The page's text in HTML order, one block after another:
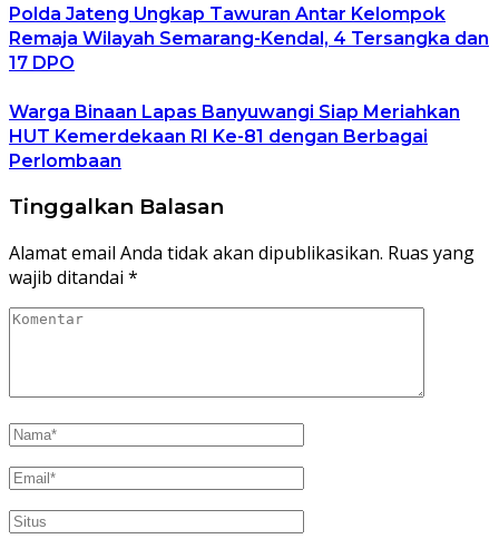
Polda Jateng Ungkap Tawuran Antar Kelompok
Remaja Wilayah Semarang-Kendal, 4 Tersangka dan
17 DPO
Warga Binaan Lapas Banyuwangi Siap Meriahkan
HUT Kemerdekaan RI Ke-81 dengan Berbagai
Perlombaan
Tinggalkan Balasan
Alamat email Anda tidak akan dipublikasikan. Ruas yang
wajib ditandai *